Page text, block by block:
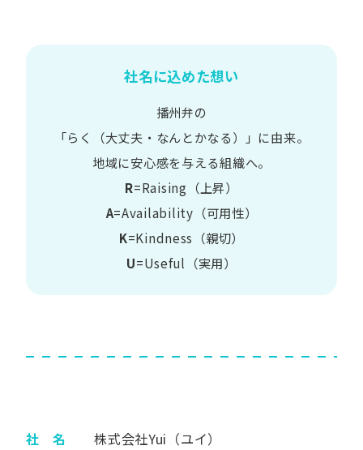
社名に込めた想い
播州弁の
​「らく​（大丈夫・なんとかなる）」に​由来。
地域に​安心感を​与える​組織へ。
R=Raising（上昇）
A=Availability​（可用性）
K=Kindness​（親切）
U=Useful​（実用）​
社 名
株式会社Yui（ユイ）